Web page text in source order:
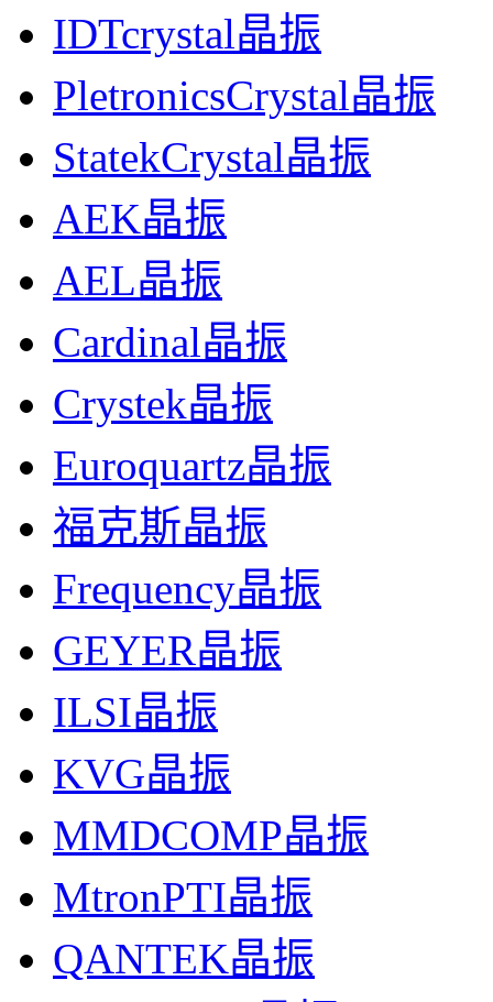
IDTcrystal晶振
PletronicsCrystal晶振
StatekCrystal晶振
AEK晶振
AEL晶振
Cardinal晶振
Crystek晶振
Euroquartz晶振
福克斯晶振
Frequency晶振
GEYER晶振
ILSI晶振
KVG晶振
MMDCOMP晶振
MtronPTI晶振
QANTEK晶振